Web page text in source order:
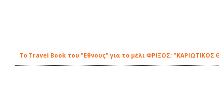
Το Travel Book του "Εθνους" για το μέλι ΦΡΙΞΟΣ: